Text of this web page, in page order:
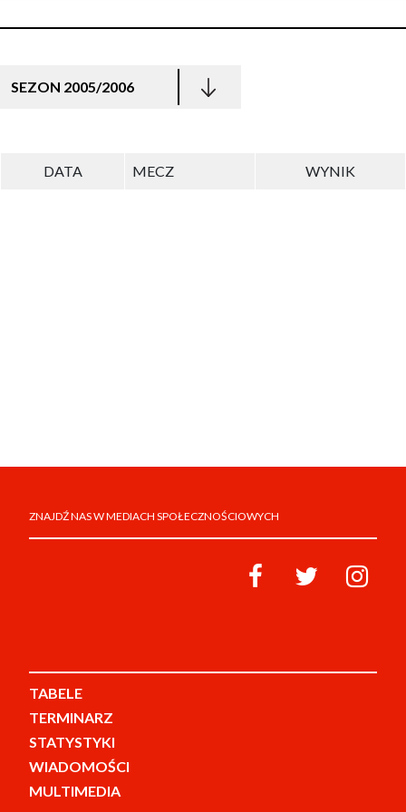
SEZON 2005/2006
DATA MECZ WYNIK
ZNAJDŹ NAS W MEDIACH SPOŁECZNOŚCIOWYCH
TABELE
TERMINARZ
STATYSTYKI
WIADOMOŚCI
MULTIMEDIA